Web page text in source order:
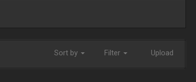
Sort by Filter Upload